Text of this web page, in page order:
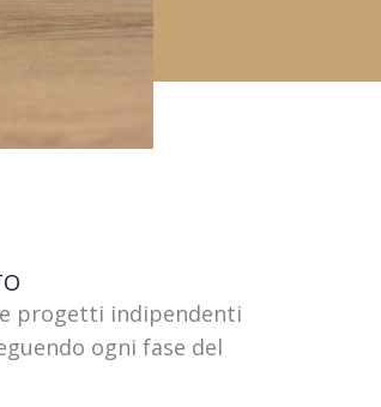
progetti indipendenti
ogni fase del